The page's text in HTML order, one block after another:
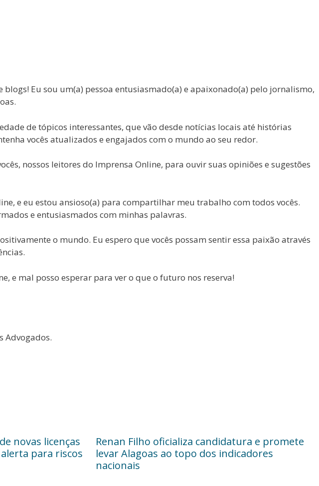
Eu sou um(a) pessoa entusiasmado(a) e apaixonado(a) pelo jornalismo,
de tópicos interessantes, que vão desde notícias locais até histórias
vocês atualizados e engajados com o mundo ao seu redor.
nossos leitores do Imprensa Online, para ouvir suas opiniões e sugestões
e eu estou ansioso(a) para compartilhar meu trabalho com todos vocês.
e entusiasmados com minhas palavras.
o mundo. Eu espero que vocês possam sentir essa paixão através
e mal posso esperar para ver o que o futuro nos reserva!
Advogados.
novas licenças
para riscos
Renan Filho oficializa candidatura e promete
levar Alagoas ao topo dos indicadores
nacionais